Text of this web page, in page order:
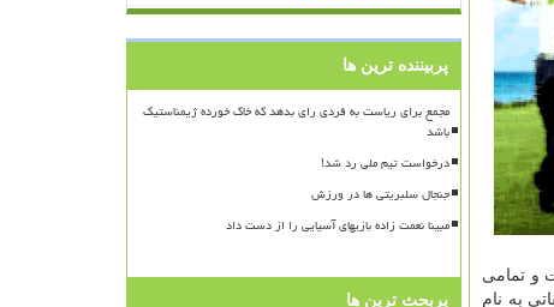
و تمامی
به نام
پربیننده ترین ها
مجمع برای ریاست به فردی رای بدهد که خاک خورده ژیمناستیک
باشد
درخواست تیم ملی رد شد!
جنجال سلبریتی ها در ورزش
مبینا نعمت زاده بازیهای آسیایی را از دست داد
پربحث ترین ها